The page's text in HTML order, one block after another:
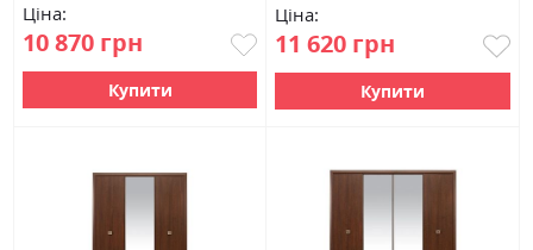
Ціна:
10 870 грн
Купити
Ціна:
11 620 грн
Купити